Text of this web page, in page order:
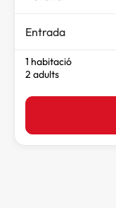
Entrada
1 habitació
2 adults